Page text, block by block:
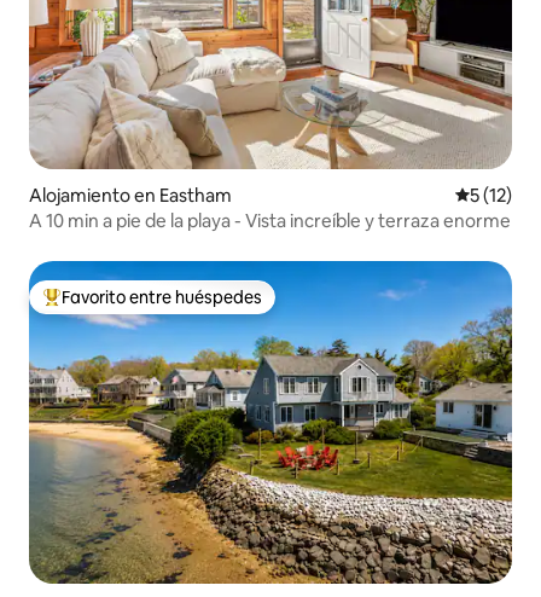
Alojamiento en Eastham
5 (12)
A 10 min a pie de la playa - Vista increíble y terraza enorme
Favorito entre los huéspedes más destacados
Favorito entre huéspedes